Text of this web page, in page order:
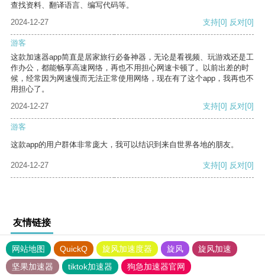
查找资料、翻译语言、编写代码等。
2024-12-27
支持[0] 反对[0]
游客
这款加速器app简直是居家旅行必备神器，无论是看视频、玩游戏还是工
作办公，都能畅享高速网络，再也不用担心网速卡顿了。以前出差的时
候，经常因为网速慢而无法正常使用网络，现在有了这个app，我再也不
用担心了。
2024-12-27
支持[0] 反对[0]
游客
这款app的用户群体非常庞大，我可以结识到来自世界各地的朋友。
2024-12-27 支持[0] 反对[0]
友情链接
网站地图 QuickQ 旋风加速度器 旋风
旋风加速
坚果加速器
tiktok加速器
狗急加速器官网